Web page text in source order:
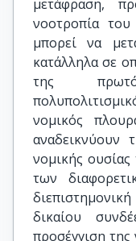
μετάφραση,
νοοτροπία
μπορεί να
κατάλληλα σε
της
νομικός
αναδεικνύουν
νομικής
των
δικαίου
προσέγγιση